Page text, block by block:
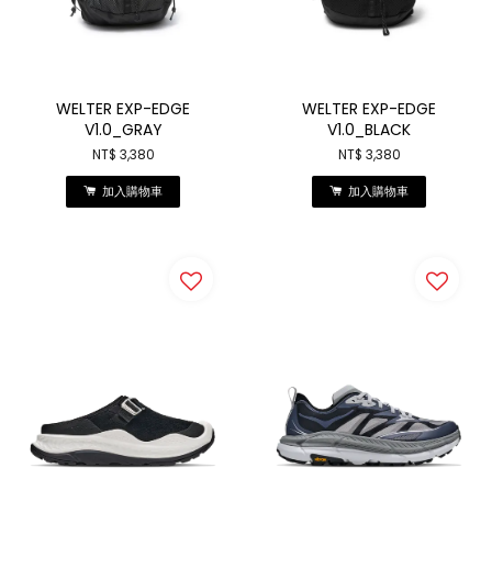
WELTER EXP-EDGE
V1.0_GRAY
NT$ 3,380
加入購物車
WELTER EXP-EDGE
V1.0_BLACK
NT$ 3,380
加入購物車